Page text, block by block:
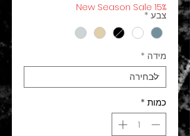
New Season Sale 15%
צבע *
מידה *
כמות *